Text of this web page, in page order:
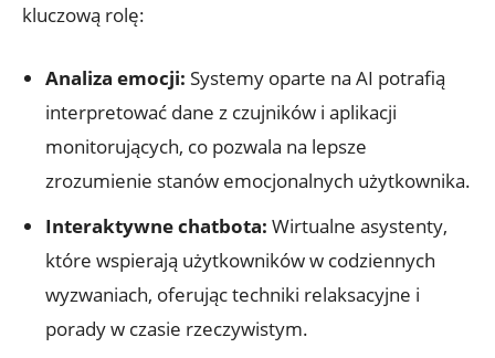
kluczową rolę:
Analiza emocji: Systemy oparte na AI potrafią
interpretować dane z czujników i aplikacji
monitorujących, co pozwala na lepsze
zrozumienie stanów emocjonalnych użytkownika.
Interaktywne chatbota: Wirtualne asystenty,
które wspierają użytkowników w codziennych
wyzwaniach, oferując techniki relaksacyjne i
porady w czasie rzeczywistym.